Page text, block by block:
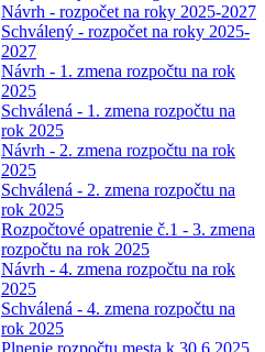
Návrh - rozpočet na roky 2025-2027
Schválený - rozpočet na roky 2025-
2027
Návrh - 1. zmena rozpočtu na rok
2025
Schválená - 1. zmena rozpočtu na
rok 2025
Návrh - 2. zmena rozpočtu na rok
2025
Schválená - 2. zmena rozpočtu na
rok 2025
Rozpočtové opatrenie č.1 - 3. zmena
rozpočtu na rok 2025
Návrh - 4. zmena rozpočtu na rok
2025
Schválená - 4. zmena rozpočtu na
rok 2025
Plnenie rozpočtu mesta k 30.6.2025